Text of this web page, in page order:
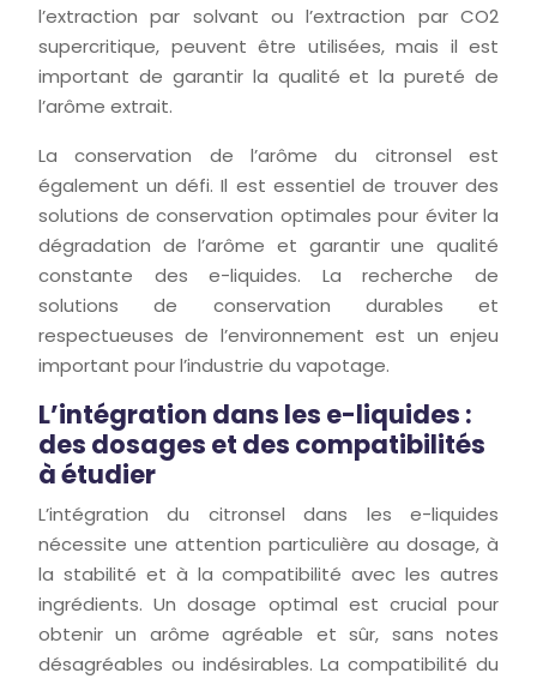
l’extraction par solvant ou l’extraction par CO2
supercritique, peuvent être utilisées, mais il est
important de garantir la qualité et la pureté de
l’arôme extrait.
La conservation de l’arôme du citronsel est
également un défi. Il est essentiel de trouver des
solutions de conservation optimales pour éviter la
dégradation de l’arôme et garantir une qualité
constante des e-liquides. La recherche de
solutions de conservation durables et
respectueuses de l’environnement est un enjeu
important pour l’industrie du vapotage.
L’intégration dans les e-liquides :
des dosages et des compatibilités
à étudier
L’intégration du citronsel dans les e-liquides
nécessite une attention particulière au dosage, à
la stabilité et à la compatibilité avec les autres
ingrédients. Un dosage optimal est crucial pour
obtenir un arôme agréable et sûr, sans notes
désagréables ou indésirables. La compatibilité du